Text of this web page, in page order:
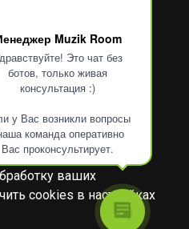
Muzik Room
Это чат без
ботов, только живая
консультация :)
у Вас возникли вопросы
команда оперативно
Вас проконсультирует.
АВИТО
TELEGRAM
Muzik Room, 2023-2026
для сбора
сайта. Просим
ваших
cookies в настройках